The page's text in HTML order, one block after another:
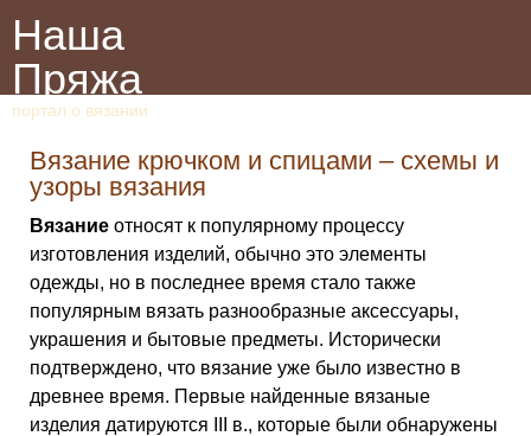
Наша
Пряжа
портал о вязании
Вязание крючком и спицами – схемы и
узоры вязания
Вязание относят к популярному процессу
изготовления изделий, обычно это элементы
одежды, но в последнее время стало также
популярным вязать разнообразные аксессуары,
украшения и бытовые предметы. Исторически
подтверждено, что вязание уже было известно в
древнее время. Первые найденные вязаные
изделия датируются III в., которые были обнаружены